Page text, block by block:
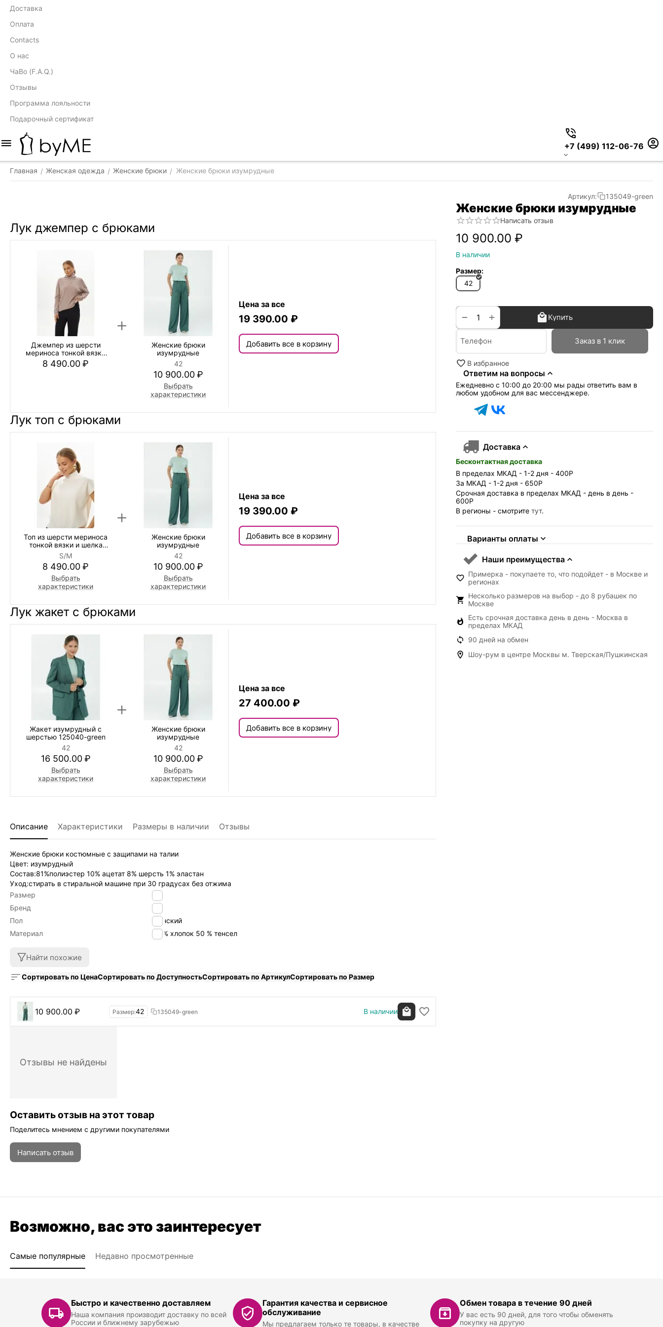
Доставка
Оплата
Contacts
О нас
ЧаВо (F.A.Q.)
Отзывы
Программа лояльности
Подарочный сертификат
+7 (499) 112-06-76
Главная / Женская одежда / Женские брюки / Женские брюки изумрудные
Артикул: 135049-green
Женские брюки изумрудные
Написать отзыв
10 900.00 ₽
В наличии
Размер:
42
+
− Купить
Заказ в 1 клик
В избранное
Ответим на вопросы
Ежедневно с 10:00 до 20:00 мы рады ответить вам в
любом удобном для вас мессенджере.
Доставка
Бесконтактная доставка
В пределах МКАД - 1-2 дня - 400Р
За МКАД - 1-2 дня - 650Р
Срочная доставка в пределах МКАД - день в день -
600Р
В регионы - смотрите тут.
Варианты оплаты
Наши преимущества
Примерка - покупаете то, что подойдет - в Москве и
регионах
Несколько размеров на выбор - до 8 рубашек по
Москве
Есть срочная доставка день в день - Москва в
пределах МКАД
90 дней на обмен
Шоу-рум в центре Москвы м. Тверская/Пушкинская
Лук джемпер с брюками
Джемпер из шерсти
мериноса тонкой вязки
пыльная роза (One size)
8 490.00₽
Женские брюки
изумрудные
42
10 900.00 ₽
Выбрать
характеристики
Цена за все
19 390.00 ₽
Добавить все в корзину
Лук топ с брюками
Топ из шерсти мериноса
тонкой вязки и шелка
Mulberry белый
S/M
8 490.00₽
Выбрать
характеристики
Женские брюки
изумрудные
42
10 900.00 ₽
Выбрать
характеристики
Цена за все
19 390.00 ₽
Добавить все в корзину
Лук жакет с брюками
Жакет изумрудный с
шерстью 125040-green
42
16 500.00 ₽
Выбрать
характеристики
Женские брюки
изумрудные
42
10 900.00 ₽
Выбрать
характеристики
Цена за все
27 400.00 ₽
Добавить все в корзину
Описание Характеристики Размеры в наличии Отзывы
Женские брюки костюмные с защипами на талии
Цвет: изумрудный
Состав:81%полиэстер 10% ацетат 8% шерсть 1% эластан
Уход:стирать в стиральной машине при 30 градусах без отжима
Размер
42
Бренд
LW
Пол
Женский
Материал
50 % хлопок 50 % тенсел
Найти похожие
Сортировать по ЦенаСортировать по ДоступностьСортировать по АртикулСортировать по Размер
10 900.00 ₽ В наличии
135049-green
Размер:42
Отзывы не найдены
Оставить отзыв на этот товар
Поделитесь мнением с другими покупателями
Написать отзыв
Возможно, вас это заинтересует
Самые популярные Недавно просмотренные
Быстро и качественно доставляем
Наша компания производит доставку по всей
России и ближнему зарубежью
Гарантия качества и сервисное
обслуживание
Мы предлагаем только те товары, в качестве
Обмен товара в течение 90 дней
У вас есть 90 дней, для того чтобы обменять
покупку на другую